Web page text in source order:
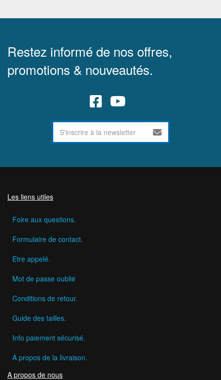
Restez informé de nos offres,
promotions & nouveautés.
Les liens utiles
Foire aux questions.
Formulaire de contact.
Etre appelé.
Mot de passe oublié
Conditions de retour.
Guide des tailles.
Info paiement sécurisé.
A propos de la livraison.
A propos de nous